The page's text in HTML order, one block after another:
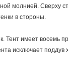
молнией. Сверху
в стороны.
Тент имеет восемь
исключает поддув